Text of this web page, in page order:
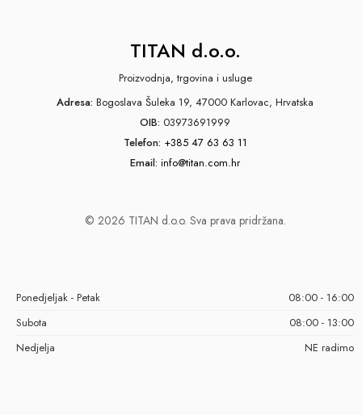
TITAN d.o.o.
Proizvodnja, trgovina i usluge
Adresa: Bogoslava Šuleka 19, 47000 Karlovac, Hrvatska
OIB: 03973691999
Telefon: +385 47 63 63 11
Email: info@titan.com.hr
© 2026 TITAN d.o.o. Sva prava pridržana.
Ponedjeljak - Petak
08:00 - 16:00
Subota
08:00 - 13:00
Nedjelja
NE radimo